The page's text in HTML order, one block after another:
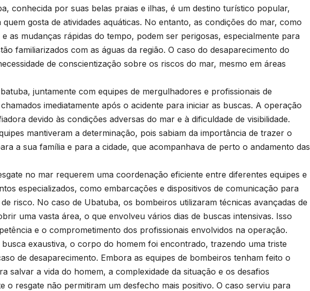
conhecida por suas belas praias e ilhas, é um destino turístico popular,
gosta de atividades aquáticas. No entanto, as condições do mar, como
as mudanças rápidas do tempo, podem ser perigosas, especialmente para
familiarizados com as águas da região. O caso do desaparecimento do
de conscientização sobre os riscos do mar, mesmo em áreas
juntamente com equipes de mergulhadores e profissionais de
imediatamente após o acidente para iniciar as buscas. A operação
devido às condições adversas do mar e à dificuldade de visibilidade.
mantiveram a determinação, pois sabiam da importância de trazer o
a sua família e para a cidade, que acompanhava de perto o andamento das
no mar requerem uma coordenação eficiente entre diferentes equipes e
especializados, como embarcações e dispositivos de comunicação para
risco. No caso de Ubatuba, os bombeiros utilizaram técnicas avançadas de
uma vasta área, o que envolveu vários dias de buscas intensivas. Isso
e o comprometimento dos profissionais envolvidos na operação.
exaustiva, o corpo do homem foi encontrado, trazendo uma triste
de desaparecimento. Embora as equipes de bombeiros tenham feito o
salvar a vida do homem, a complexidade da situação e os desafios
o resgate não permitiram um desfecho mais positivo. O caso serviu para